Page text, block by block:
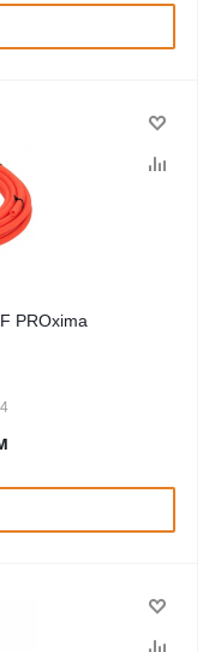
PROxima